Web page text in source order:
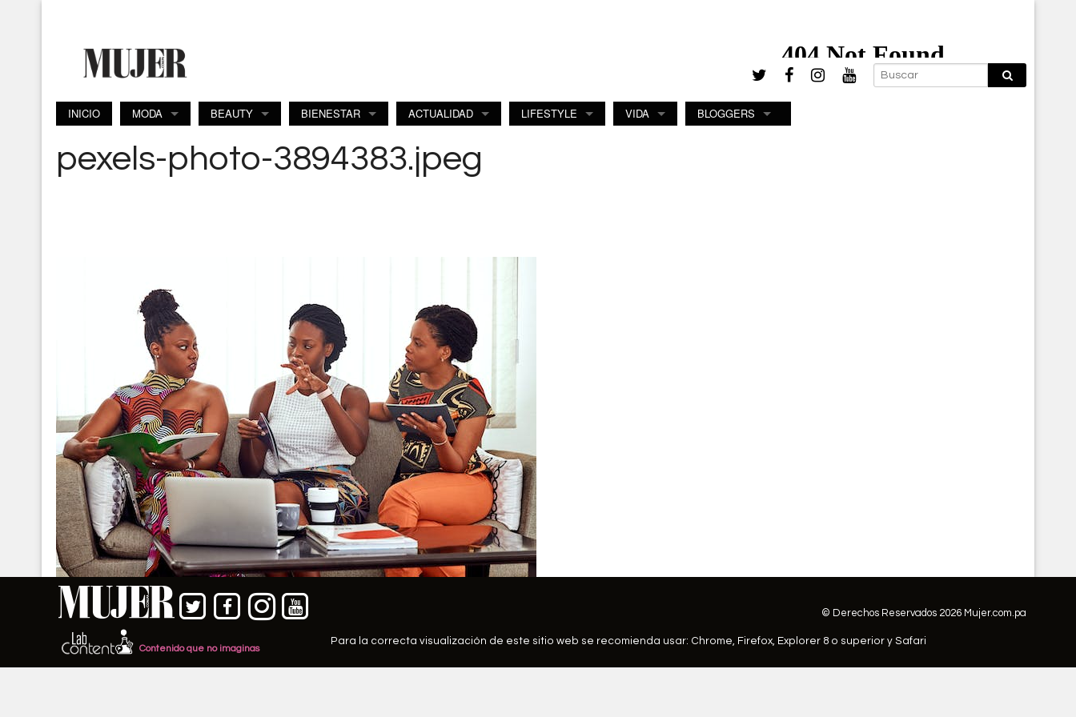
INICIO MODA BEAUTY BIENESTAR ACTUALIDAD LIFESTYLE VIDA BLOGGERS
pexels-photo-3894383.jpeg
© Derechos Reservados 2026 Mujer.com.pa
Contenido que no imaginas
Para la correcta visualización de este sitio web se recomienda usar: Chrome, Firefox, Explorer 8 o superior y Safari